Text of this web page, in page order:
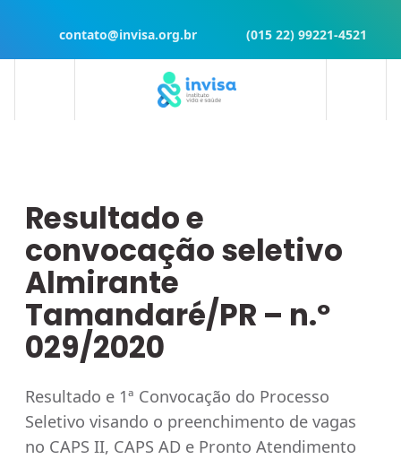
contato@invisa.org.br (015 22) 99221-4521
Resultado e
convocação seletivo
Almirante
Tamandaré/PR – n.º
029/2020
Resultado e 1ª Convocação do Processo
Seletivo visando o preenchimento de vagas
no CAPS II, CAPS AD e Pronto Atendimento